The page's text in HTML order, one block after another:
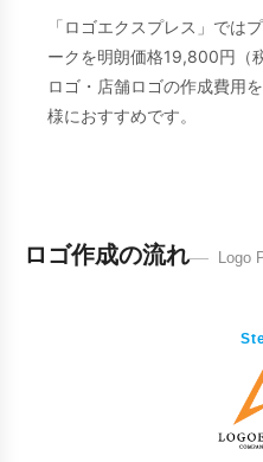
「ロゴエクスプレス」では
ークを明朗価格19,800円（
ロゴ・店舗ロゴの作成費用
様におすすめです。
ロゴ作成の流れ Logo